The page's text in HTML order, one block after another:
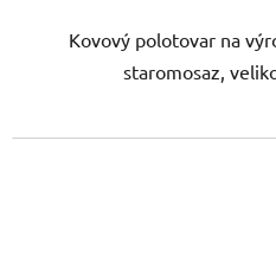
Kovový polotovar na
staromosaz,